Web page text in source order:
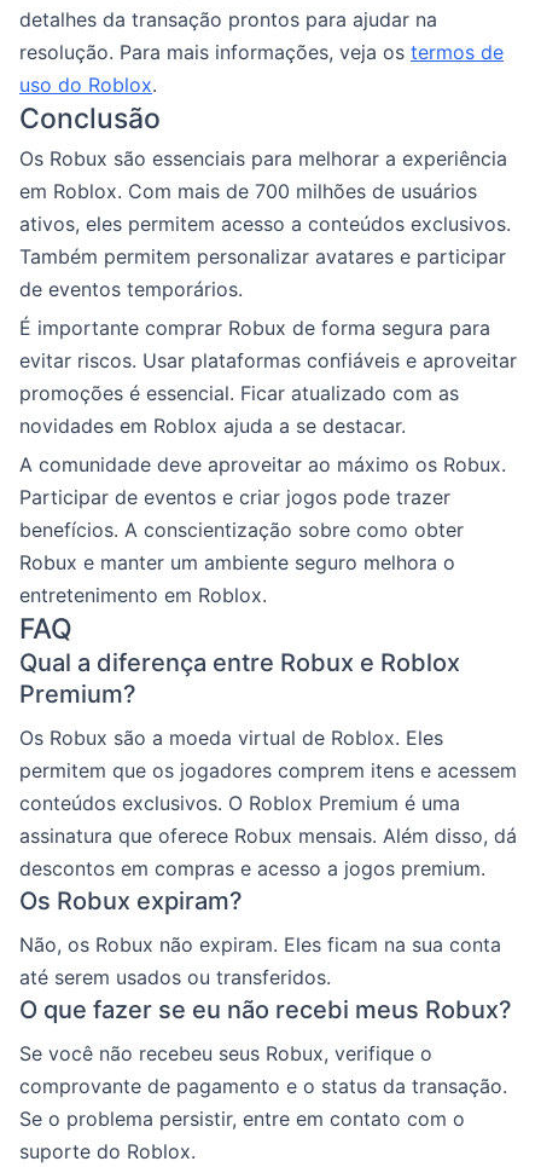
detalhes da transação prontos para ajudar na
resolução. Para mais informações, veja os termos de
uso do Roblox.
Conclusão
Os Robux são essenciais para melhorar a experiência
em Roblox. Com mais de 700 milhões de usuários
ativos, eles permitem acesso a conteúdos exclusivos.
Também permitem personalizar avatares e participar
de eventos temporários.
É importante comprar Robux de forma segura para
evitar riscos. Usar plataformas confiáveis e aproveitar
promoções é essencial. Ficar atualizado com as
novidades em Roblox ajuda a se destacar.
A comunidade deve aproveitar ao máximo os Robux.
Participar de eventos e criar jogos pode trazer
benefícios. A conscientização sobre como obter
Robux e manter um ambiente seguro melhora o
entretenimento em Roblox.
FAQ
Qual a diferença entre Robux e Roblox
Premium?
Os Robux são a moeda virtual de Roblox. Eles
permitem que os jogadores comprem itens e acessem
conteúdos exclusivos. O Roblox Premium é uma
assinatura que oferece Robux mensais. Além disso, dá
descontos em compras e acesso a jogos premium.
Os Robux expiram?
Não, os Robux não expiram. Eles ficam na sua conta
até serem usados ou transferidos.
O que fazer se eu não recebi meus Robux?
Se você não recebeu seus Robux, verifique o
comprovante de pagamento e o status da transação.
Se o problema persistir, entre em contato com o
suporte do Roblox.